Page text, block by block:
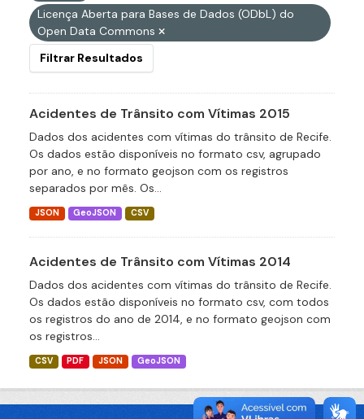
Licença Aberta para Bases de Dados (ODbL) do
Open Data Commons
Filtrar Resultados
Acidentes de Trânsito com Vítimas 2015
Dados dos acidentes com vítimas do trânsito de Recife.
Os dados estão disponíveis no formato csv, agrupado
por ano, e no formato geojson com os registros
separados por mês. Os...
JSON GeoJSON CSV
Acidentes de Trânsito com Vítimas 2014
Dados dos acidentes com vítimas do trânsito de Recife.
Os dados estão disponíveis no formato csv, com todos
os registros do ano de 2014, e no formato geojson com
os registros...
CSV PDF JSON GeoJSON